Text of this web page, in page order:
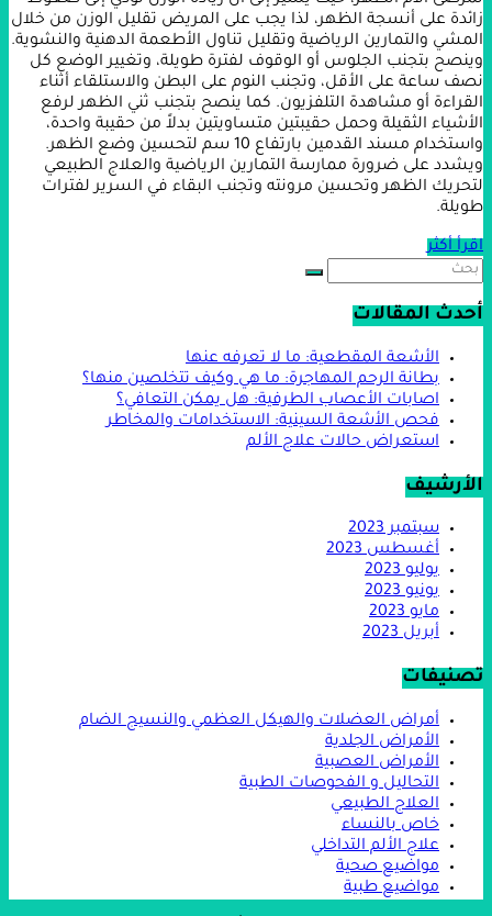
زائدة على أنسجة الظهر، لذا يجب على المريض تقليل الوزن من خلال
المشي والتمارين الرياضية وتقليل تناول الأطعمة الدهنية والنشوية.
وينصح بتجنب الجلوس أو الوقوف لفترة طويلة، وتغيير الوضع كل
نصف ساعة على الأقل، وتجنب النوم على البطن والاستلقاء أثناء
القراءة أو مشاهدة التلفزيون. كما ينصح بتجنب ثني الظهر لرفع
الأشياء الثقيلة وحمل حقيبتين متساويتين بدلاً من حقيبة واحدة،
واستخدام مسند القدمين بارتفاع 10 سم لتحسين وضع الظهر.
ويشدد على ضرورة ممارسة التمارين الرياضية والعلاج الطبيعي
لتحريك الظهر وتحسين مرونته وتجنب البقاء في السرير لفترات
طويلة.
اقرأ أكثر
أحدث المقالات
الأشعة المقطعية: ما لا تعرفه عنها
بطانة الرحم المهاجرة: ما هي وكيف تتخلصين منها؟
اصابات الأعصاب الطرفية: هل يمكن التعافي؟
فحص الأشعة السينية: الاستخدامات والمخاطر
استعراض حالات علاج الألم
الأرشيف
سبتمبر 2023
أغسطس 2023
يوليو 2023
يونيو 2023
مايو 2023
أبريل 2023
تصنيفات
أمراض العضلات والهيكل العظمي والنسيج الضام
الأمراض الجلدية
الأمراض العصبية
التحاليل و الفحوصات الطبية
العلاج الطبيعي
خاص بالنساء
علاج الألم التداخلي
مواضيع صحية
مواضيع طبية